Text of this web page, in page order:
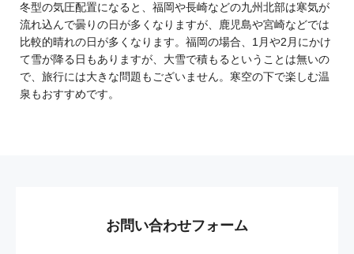
冬型の気圧配置になると、福岡や長崎などの九州北部は寒気が
流れ込んで曇りの日が多くなりますが、鹿児島や宮崎などでは
比較的晴れの日が多くなります。福岡の場合、1月や2月にかけ
て雪が降る日もありますが、大雪で積もるということは無いの
で、旅行には大きな問題もございません。寒空の下で楽しむ温
泉もおすすめです。
お問い合わせフォーム